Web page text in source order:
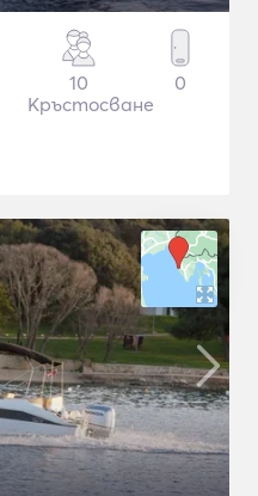
10
Кръстосване
0